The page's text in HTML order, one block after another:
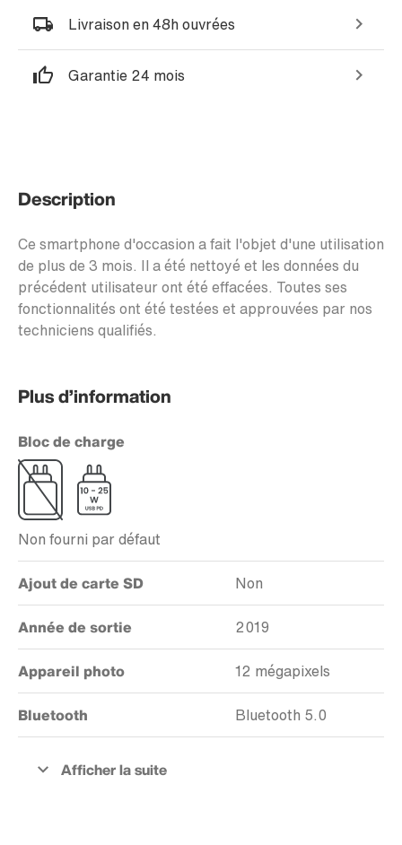
Livraison en 48h ouvrées
Garantie 24 mois
Description
Ce smartphone d'occasion a fait l'objet d'une utilisation
de plus de 3 mois. Il a été nettoyé et les données du
précédent utilisateur ont été effacées. Toutes ses
fonctionnalités ont été testées et approuvées par nos
techniciens qualifiés.
Plus d’information
Bloc de charge
Non fourni par défaut
Ajout de carte SD Non
Année de sortie 2019
Appareil photo 12 mégapixels
Bluetooth Bluetooth 5.0